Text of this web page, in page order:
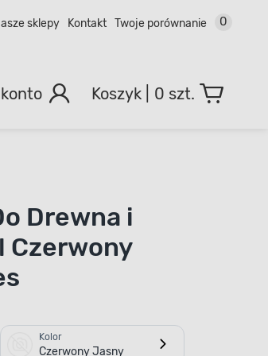
sklepy Kontakt Twoje porównanie 0
0 szt.
Drewna i
Czerwony
Kolor
Czerwony Jasny